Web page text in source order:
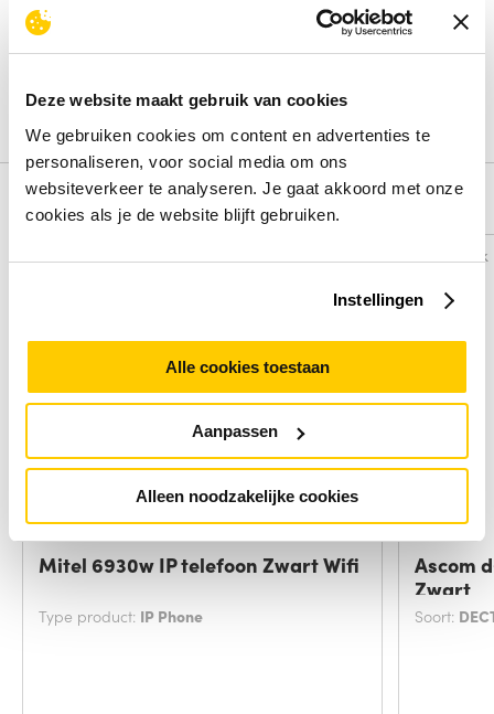
Deze website maakt gebruik van cookies
We gebruiken cookies om content en advertenties te
personaliseren, voor social media om ons
websiteverkeer te analyseren. Je gaat akkoord met onze
cookies als je de website blijft gebruiken.
Instellingen
Alle cookies toestaan
Aanpassen
Alleen noodzakelijke cookies
Deel je ervaring met het product door het schrijven van een
Schrijf een review
Alternatieven
Mitel 6930w IP telefoon Zwart Wifi
Type product: IP Phone
Vergelijk
Ascom
Zwart
Soort: